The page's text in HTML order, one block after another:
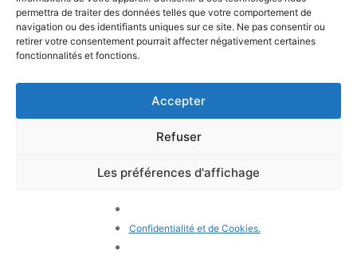
permettra de traiter des données telles que votre comportement de
navigation ou des identifiants uniques sur ce site. Ne pas consentir ou
retirer votre consentement pourrait affecter négativement certaines
fonctionnalités et fonctions.
Accepter
Refuser
Les préférences d'affichage
Confidentialité et de Cookies.
S'ABONNER
POLITIQUE DE CONFIDENTIALITÉ